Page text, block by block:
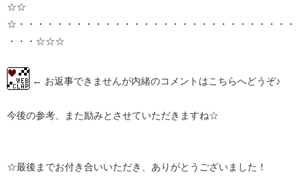
☆☆
☆・・・・・・・・・・・・・・・・・・・・・・・・・・・・・
・・・☆☆☆
← お返事できませんが内緒のコメントはこちらへどうぞ♪
今後の参考、また励みとさせていただきますね☆
☆最後までお付き合いいただき、ありがとうございました！